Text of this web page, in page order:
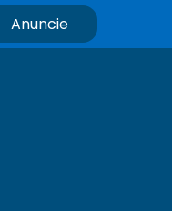
Anuncie